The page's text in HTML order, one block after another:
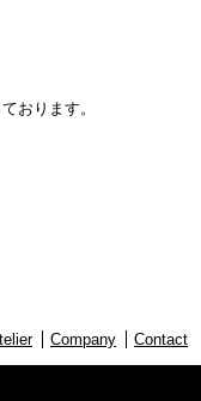
おります。
Company Contact